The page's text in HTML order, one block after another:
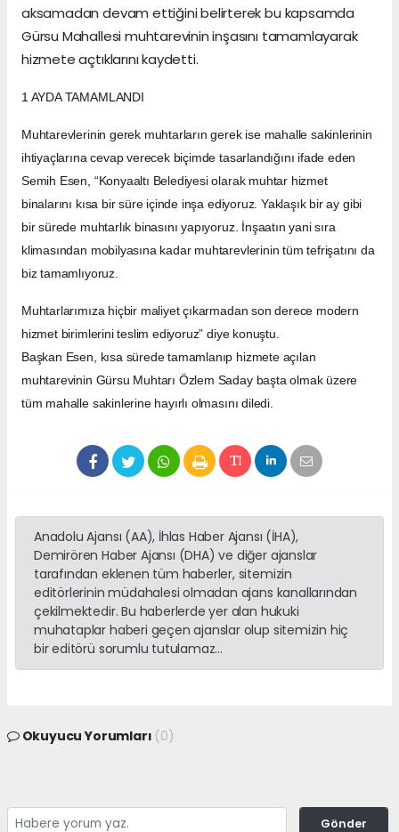
aksamadan devam ettiğini belirterek bu kapsamda
Gürsu Mahallesi muhtarevinin inşasını tamamlayarak
hizmete açtıklarını kaydetti.
1 AYDA TAMAMLANDI
Muhtarevlerinin gerek muhtarların gerek ise mahalle sakinlerinin
ihtiyaçlarına cevap verecek biçimde tasarlandığını ifade eden
Semih Esen, “Konyaaltı Belediyesi olarak muhtar hizmet
binalarını kısa bir süre içinde inşa ediyoruz. Yaklaşık bir ay gibi
bir sürede muhtarlık binasını yapıyoruz. İnşaatın yani sıra
klimasından mobilyasına kadar muhtarevlerinin tüm tefrişatını da
biz tamamlıyoruz.
Muhtarlarımıza hiçbir maliyet çıkarmadan son derece modern
hizmet birimlerini teslim ediyoruz” diye konuştu.
Başkan Esen, kısa sürede tamamlanıp hizmete açılan
muhtarevinin Gürsu Muhtarı Özlem Saday başta olmak üzere
tüm mahalle sakinlerine hayırlı olmasını diledi.
Anadolu Ajansı (AA), İhlas Haber Ajansı (İHA),
Demirören Haber Ajansı (DHA) ve diğer ajanslar
tarafından eklenen tüm haberler, sitemizin
editörlerinin müdahalesi olmadan ajans kanallarından
çekilmektedir. Bu haberlerde yer alan hukuki
muhataplar haberi geçen ajanslar olup sitemizin hiç
bir editörü sorumlu tutulamaz...
Okuyucu Yorumları (0)
Gönder